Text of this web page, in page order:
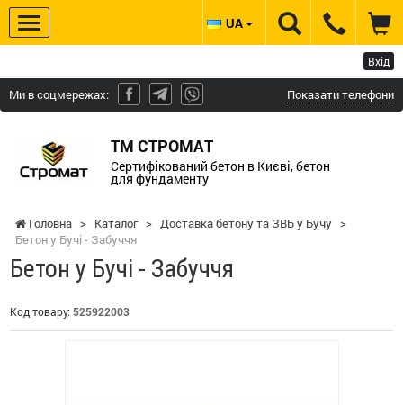
Вхід
Ми в соцмережах: Показати телефони
ТМ СТРОМАТ
Сертифікований бетон в Києві, бетон
для фундаменту
UA
Головна > Каталог > Доставка бетону та ЗВБ у Бучу >
Бетон у Бучі - Забуччя
Бетон у Бучі - Забуччя
Код товару: 525922003